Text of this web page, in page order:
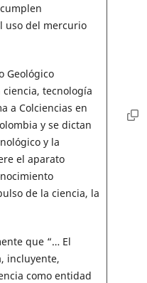
uso del mercurio
Geológico
tecnología
a Colciencias en
y se dictan
y la
el aparato
de la ciencia, la
que “… El
incluyente,
como entidad